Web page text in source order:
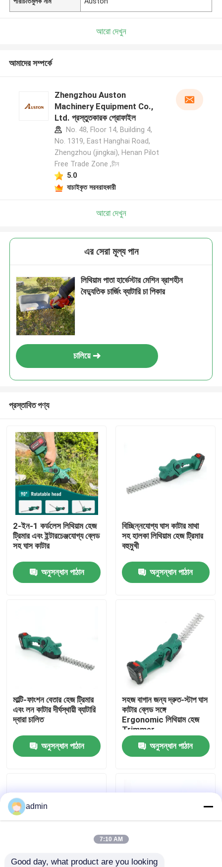
আমরা শীঘ্রই আপনাকে আবার কল করব!
বাড়ি
ভিডিও
কারখানার প্রদর্শন
আমাদের সাথে যোগাযোগ
পেট্রল চেইনসো
বৈদ্যুতিক চেইনসো
আরো দেখুন
আমাদের সম্পর্কে
Zhengzhou Auston
Machinery Equipment Co.,
Ltd. প্রস্তুতকারক প্রোফাইল
No. 48, Floor 14, Building 4,
No. 1319, East Hanghai Road,
Zhengzhou (jingkai), Henan Pilot
Free Trade Zone ,চীন
5.0
যাচাইকৃত সরবরাহকারী
আরো দেখুন
এর সেরা মূল্য পান
লিথিয়াম পাতা হার্ভেস্টার মেশিন ব্রাশহীন
বৈদ্যুতিক চার্জিং ব্যাটারি চা পিকার
চালিয়ে
প্রস্তাবিত পণ্য
2-ইন-1 কর্ডলেস লিথিয়াম হেজ
ট্রিমার এবং ইন্টারচেঞ্জযোগ্য ব্লেড
সহ ঘাস কাটার
অনুসন্ধান পাঠান
বিচ্ছিন্নযোগ্য ঘাস কাটার মাথা
সহ হালকা লিথিয়াম হেজ ট্রিমার
বহুমুখী
অনুসন্ধান পাঠান
মাল্টি-ফাংশন বেতার হেজ ট্রিমার
এবং লন কাটার দীর্ঘস্থায়ী ব্যাটারি
দ্বারা চালিত
অনুসন্ধান পাঠান
সহজ বাগান জন্য দ্রুত-স্টাপ ঘাস
কাটার ব্লেড সঙ্গে
Ergonomic লিথিয়াম হেজ
Trimmer
অনুসন্ধান পাঠান
admin
7:10 AM
Good day, what product are you looking